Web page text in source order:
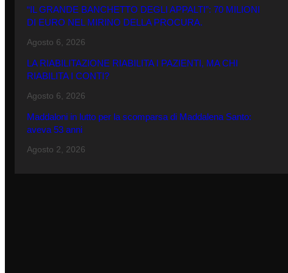
“IL GRANDE BANCHETTO DEGLI APPALTI”: 70 MILIONI
DI EURO NEL MIRINO DELLA PROCURA.
Agosto 6, 2026
LA RIABILITAZIONE RIABILITA I PAZIENTI, MA CHI
RIABILITA I CONTI?
Agosto 6, 2026
Maddaloni in lutto per la scomparsa di Maddalena Santo:
aveva 53 anni
Agosto 2, 2026